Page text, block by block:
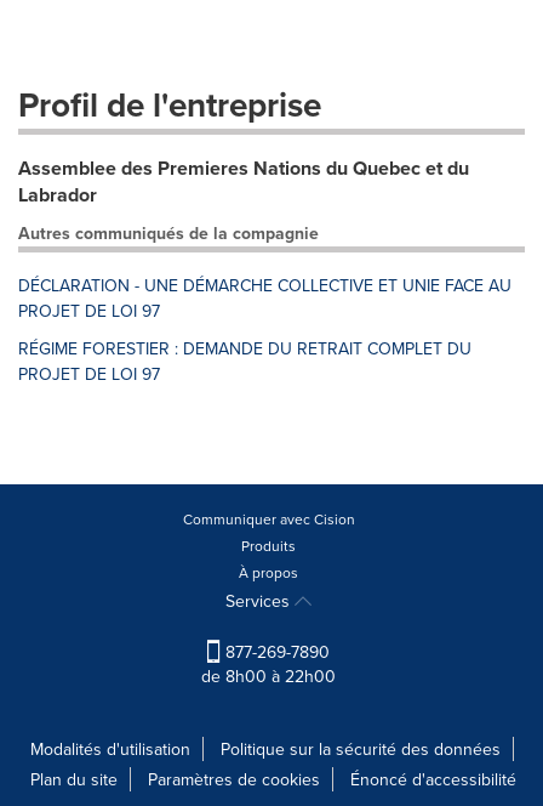
Profil de l'entreprise
Assemblee des Premieres Nations du Quebec et du
Labrador
Autres communiqués de la compagnie
DÉCLARATION - UNE DÉMARCHE COLLECTIVE ET UNIE FACE AU
PROJET DE LOI 97
RÉGIME FORESTIER : DEMANDE DU RETRAIT COMPLET DU
PROJET DE LOI 97
Communiquer avec Cision
Produits
À propos
Services
877-269-7890
de 8h00 à 22h00
Modalités d'utilisation
Politique sur la sécurité des données
Plan du site
Paramètres de cookies Énoncé d'accessibilité